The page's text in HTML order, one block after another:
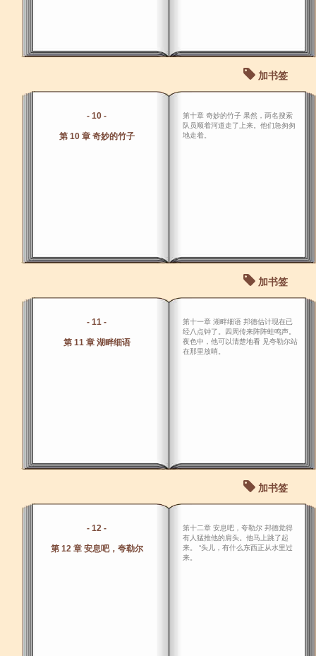
加书签
- 10 -
第 10 章 奇妙的竹子
第十章 奇妙的竹子 果然，两名搜索
队员顺着河道走了上来。他们急匆匆
地走着。
加书签
- 11 -
第 11 章 湖畔细语
第十一章 湖畔细语 邦德估计现在已
经八点钟了。四周传来阵阵蛙鸣声。
夜色中，他可以清楚地看 见夸勒尔站
在那里放哨。
加书签
- 12 -
第 12 章 安息吧，夸勒尔
第十二章 安息吧，夸勒尔 邦德觉得
有人猛推他的肩头。他马上跳了起
来。 “头儿，有什么东西正从水里过
来。